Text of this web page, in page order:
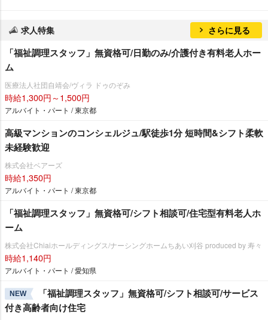
求人特集 さらに見る
「福祉調理スタッフ」無資格可/日勤のみ/介護付き有料老人ホー
ム
医療法人社団自靖会/ヴィラ ドゥのぞみ
時給1,300円～1,500円
アルバイト・パート / 東京都
高級マンションのコンシェルジュ/駅徒歩1分 短時間&シフト柔軟
未経験歓迎
株式会社ベアーズ
時給1,350円
アルバイト・パート / 東京都
「福祉調理スタッフ」無資格可/シフト相談可/住宅型有料老人ホ
ーム
株式会社Chiaiホールディングス/ナーシングホームちあい刈谷 produced by 寿々
時給1,140円
アルバイト・パート / 愛知県
NEW
「福祉調理スタッフ」無資格可/シフト相談可/サービス
付き高齢者向け住宅